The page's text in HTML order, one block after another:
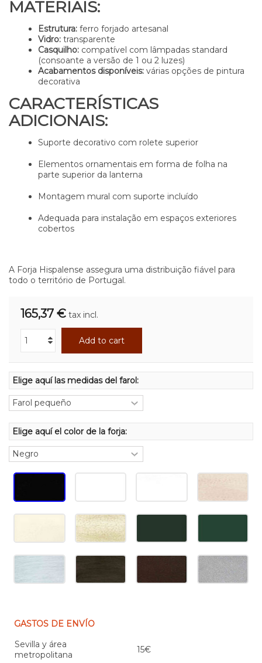
MATERIAIS:
Estrutura: ferro forjado artesanal
Vidro: transparente
Casquilho: compatível com lâmpadas standard
(consoante a versão de 1 ou 2 luzes)
Acabamentos disponíveis: várias opções de pintura
decorativa
CARACTERÍSTICAS
ADICIONAIS:
Suporte decorativo com rolete superior
Elementos ornamentais em forma de folha na
parte superior da lanterna
Montagem mural com suporte incluído
Adequada para instalação em espaços exteriores
cobertos
A Forja Hispalense assegura uma distribuição fiável para
todo o território de Portugal.
165,37 € tax incl.
Add to cart
Elige aquí el color de la forja:
Elige aquí las medidas del farol:
GASTOS DE ENVÍO
Sevilla y área
metropolitana
15€